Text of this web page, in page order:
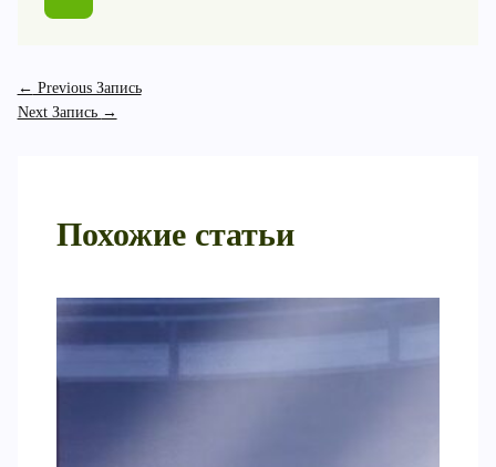
← Previous Запись
Next Запись →
Похожие статьи